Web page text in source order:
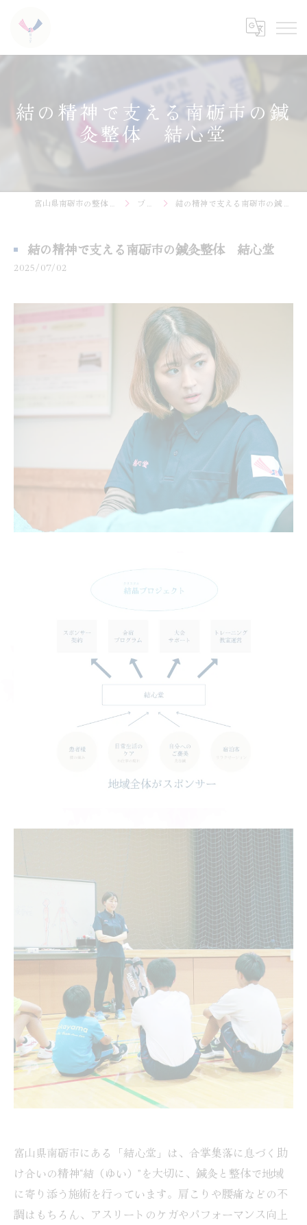
結の精神で支える南砺市の鍼
灸整体 結心堂
ブログ 結の精神で支える南砺市の鍼灸整体 結心堂
結の精神で支える南砺市の鍼灸整体 結心堂
2025/07/02
富山県南砺市にある「結心堂」は、合掌集落に息づく助
け合いの精神“結（ゆい）”を大切に、鍼灸と整体で地域
に寄り添う施術を行っています。肩こりや腰痛などの不
調はもちろん、アスリートのケガやパフォーマンス向上